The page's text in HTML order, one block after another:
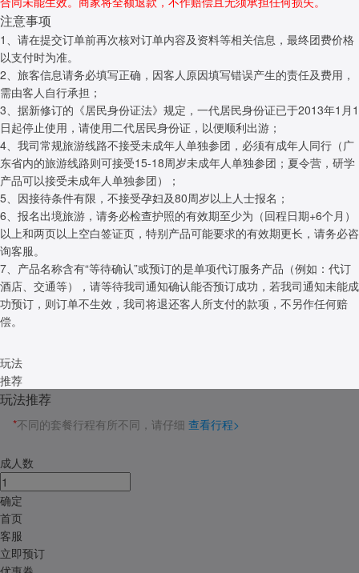
注意事项
1、请在提交订单前再次核对订单内容及资料等相关信息，最终团费价格
以支付时为准。
2、旅客信息请务必填写正确，因客人原因填写错误产生的责任及费用，
需由客人自行承担；
3、据新修订的《居民身份证法》规定，一代居民身份证已于2013年1月1
日起停止使用，请使用二代居民身份证，以便顺利出游；
4、我司常规旅游线路不接受未成年人单独参团，必须有成年人同行（广
东省内的旅游线路则可接受15-18周岁未成年人单独参团；夏令营，研学
产品可以接受未成年人单独参团）；
5、因接待条件有限，不接受孕妇及80周岁以上人士报名；
6、报名出境旅游，请务必检查护照的有效期至少为（回程日期+6个月）
以上和两页以上空白签证页，特别产品可能要求的有效期更长，请务必咨
询客服。
7、产品名称含有“等待确认”或预订的是单项代订服务产品（例如：代订
酒店、交通等），请等待我司通知确认能否预订成功，若我司通知未能成
功预订，则订单不生效，我司将退还客人所支付的款项，不另作任何赔
偿。
玩法
推荐
玩法推荐
*不同的套餐行程有所不同，请仔细 查看行程>
成人数
确定
首页
客服
立即预订